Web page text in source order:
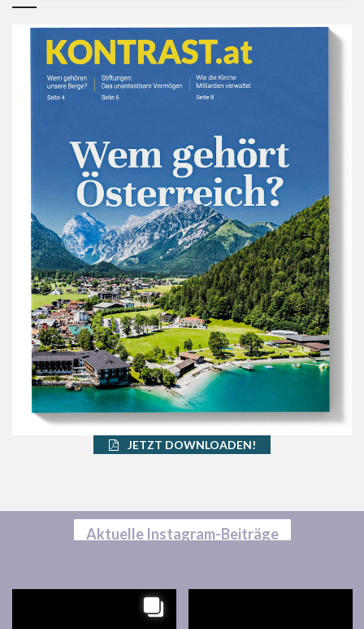
JETZT DOWNLOADEN!
Aktuelle Instagram-Beiträge